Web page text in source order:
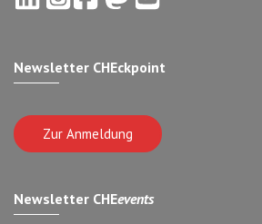
Newsletter CHEckpoint
Zur Anmeldung
Newsletter CHEevents